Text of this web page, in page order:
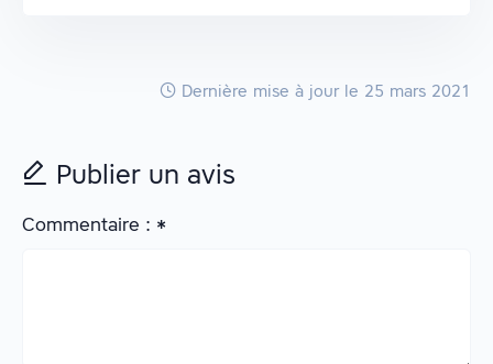
Dernière mise à jour le 25 mars 2021
Publier un avis
Commentaire : *